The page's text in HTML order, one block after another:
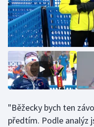
Judo
Krasobruslení
Lezení
Lyže a snowboard
Moderní pětiboj
"Běžecky bych ten
předtím. Podle analýz